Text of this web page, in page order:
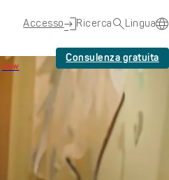
Accesso Ricerca Lingua
New
Consulenza gratuita